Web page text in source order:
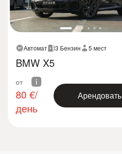
Автомат 3 Бензин 5 мест
BMW X5
от
80 €/
день
Арендовать